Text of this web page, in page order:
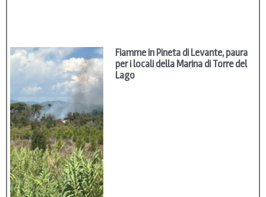
Fiamme in Pineta di Levante, paura
per i locali della Marina di Torre del
Lago